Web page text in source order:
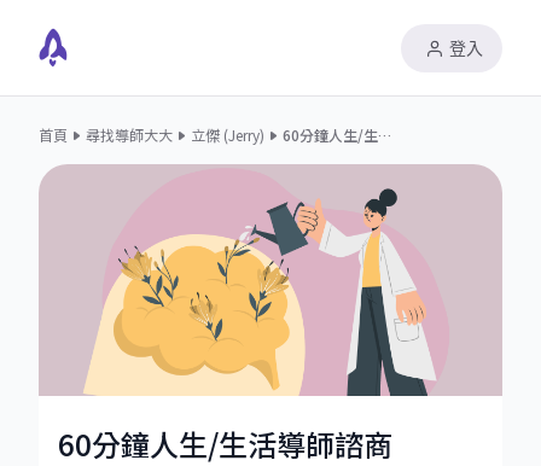
登入
首頁 尋找導師大大 立傑 (Jerry) 60分鐘人生/生活導師諮商
60分鐘人生/生活導師諮商